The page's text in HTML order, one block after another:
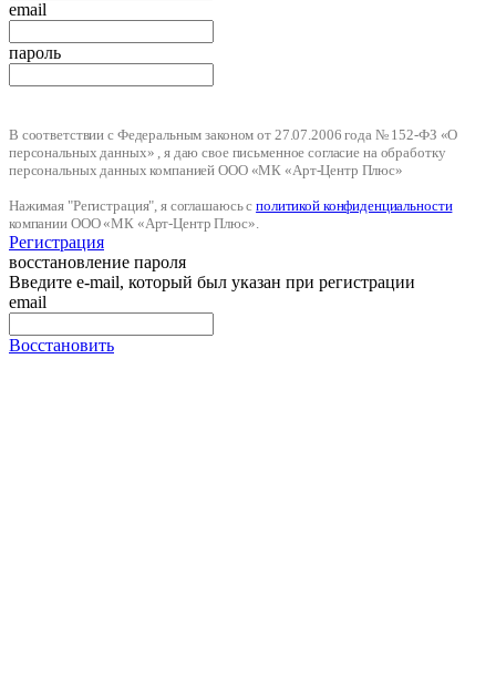
email
пароль
В соответствии с Федеральным законом от 27.07.2006 года № 152-ФЗ «О
персональных данных» , я даю свое письменное согласие на обработку
персональных данных компанией ООО «МК «Арт-Центр Плюс»
Нажимая "Регистрация", я соглашаюсь сполитикой конфиденциальности
компании ООО «МК «Арт-Центр Плюс».
Регистрация
восстановление пароля
Введите e-mail, который был указан при регистрации
email
Восстановить